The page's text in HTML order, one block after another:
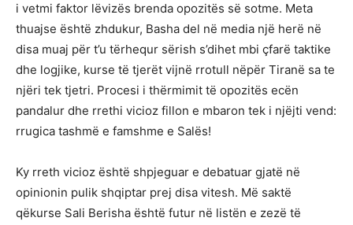
i vetmi faktor lëvizës brenda opozitës së sotme. Meta
thuajse është zhdukur, Basha del në media një herë në
disa muaj për t’u tërhequr sërish s’dihet mbi çfarë taktike
dhe logjike, kurse të tjerët vijnë rrotull nëpër Tiranë sa te
njëri tek tjetri. Procesi i thërmimit të opozitës ecën
pandalur dhe rrethi vicioz fillon e mbaron tek i njëjti vend:
rrugica tashmë e famshme e Salës!
Ky rreth vicioz është shpjeguar e debatuar gjatë në
opinionin pulik shqiptar prej disa vitesh. Më saktë
qëkurse Sali Berisha është futur në listën e zezë të